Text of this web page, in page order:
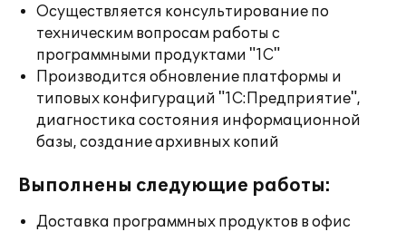
Осуществляется консультирование по
техническим вопросам работы с
программными продуктами "1С"
Производится обновление платформы и
типовых конфигураций "1С:Предприятие",
диагностика состояния информационной
базы, создание архивных копий
Выполнены следующие работы:
Доставка программных продуктов в офис